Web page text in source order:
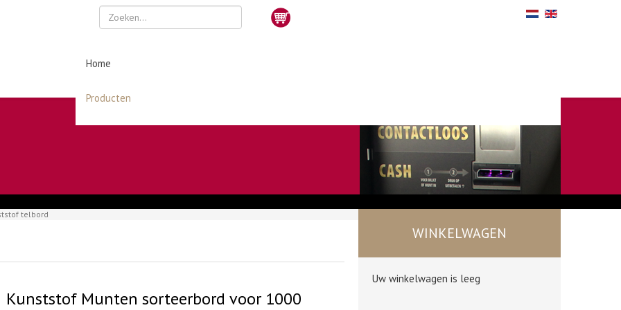
Home
Producten
telbord
Kunststof Munten sorteerbord voor 1000
WINKELWAGEN
Uw winkelwagen is leeg